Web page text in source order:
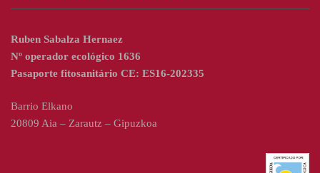
Ruben Sabalza Hernaez
Nº operador ecológico 1636
Pasaporte fitosanitário CE: ES16-202335
Barrio Elkano
20809 Aia – Zarautz – Gipuzkoa